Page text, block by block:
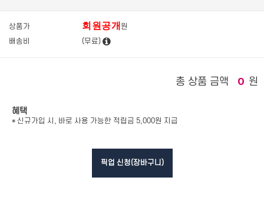
상품가 회원공개 원
배송비
(무료)
총 상품 금액 0 원
혜택
* 신규가입 시, 바로 사용 가능한 적립금 5,000원 지급
픽업 신청(장바구니)